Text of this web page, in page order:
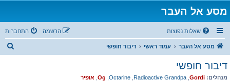
מסע אל העבר
שאלות נפוצות התחברות הרשמה
מסע אל העבר עמוד ראשי דיבור חופשי
ח
דיבור חופשי
מנהלים: Gordi
,
Radioactive Grandpa
,
Octarine
,
Og
, אופיר